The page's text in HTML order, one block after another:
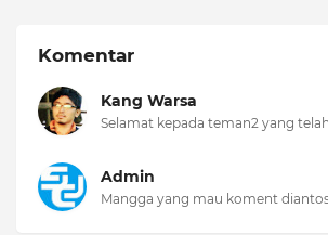
Komentar
Kang Warsa
Selamat kepada teman2 yang
Admin
Mangga yang mau koment